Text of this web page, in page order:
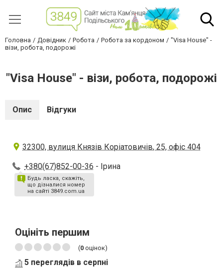
Головна Довідник Робота Робота за кордоном
"Visa House" -
візи, робота, подорожі
"Visa House" - візи, робота, подорожі
Опис Відгуки
32300, вулиця Князів Коріатовичів, 25, офіс 404
+380(67)852-00-36 - Ірина
Будь ласка, скажіть,
що дізналися номер
на сайті 3849.com.ua
Оцініть першим
(0 оцінок)
5 переглядів в серпні